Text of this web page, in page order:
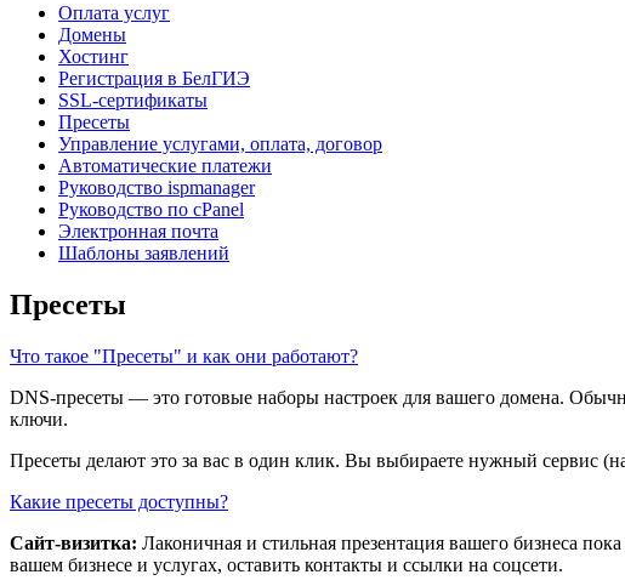
Оплата услуг
Домены
Хостинг
Регистрация в БелГИЭ
SSL-сертификаты
Пресеты
Управление услугами, оплата, договор
Автоматические платежи
Руководство ispmanager
Руководство по cPanel
Электронная почта
Шаблоны заявлений
Пресеты
Что такое "Пресеты" и как они работают?
DNS-пресеты — это готовые наборы настроек для вашего домена.
ключи.
Пресеты делают это за вас в один клик. Вы выбираете нужный сервис
Какие пресеты доступны?
Сайт-визитка: Лаконичная и стильная презентация вашего бизнеса
вашем бизнесе и услугах, оставить контакты и ссылки на соцсети.